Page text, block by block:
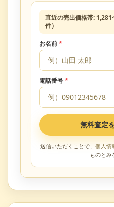
直近の売出価格帯: 1,281
件）
お名前*
電話番号*
無料査定
送信いただくことで、 個人情
ものとみ